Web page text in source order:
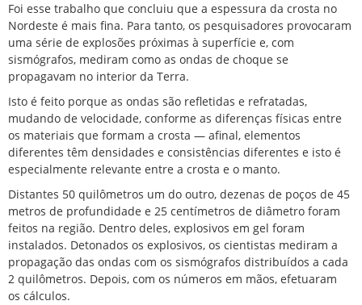
Foi esse trabalho que concluiu que a espessura da crosta no
Nordeste é mais fina. Para tanto, os pesquisadores provocaram
uma série de explosões próximas à superfície e, com
sismógrafos, mediram como as ondas de choque se
propagavam no interior da Terra.
Isto é feito porque as ondas são refletidas e refratadas,
mudando de velocidade, conforme as diferenças físicas entre
os materiais que formam a crosta — afinal, elementos
diferentes têm densidades e consistências diferentes e isto é
especialmente relevante entre a crosta e o manto.
Distantes 50 quilômetros um do outro, dezenas de poços de 45
metros de profundidade e 25 centímetros de diâmetro foram
feitos na região. Dentro deles, explosivos em gel foram
instalados. Detonados os explosivos, os cientistas mediram a
propagação das ondas com os sismógrafos distribuídos a cada
2 quilômetros. Depois, com os números em mãos, efetuaram
os cálculos.